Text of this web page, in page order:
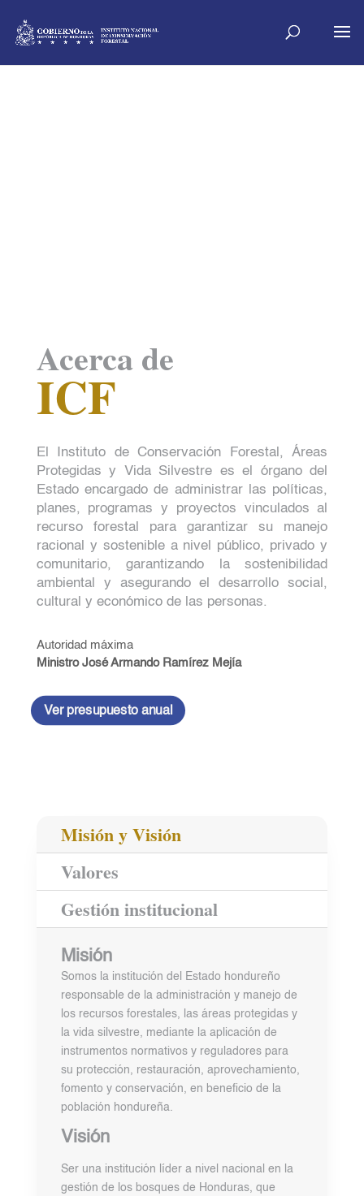
Acerca de
ICF
El Instituto de Conservación Forestal, Áreas
Protegidas y Vida Silvestre es el órgano del
Estado encargado de administrar las políticas,
planes, programas y proyectos vinculados al
recurso forestal para garantizar su manejo
racional y sostenible a nivel público, privado y
comunitario, garantizando la sostenibilidad
ambiental y asegurando el desarrollo social,
cultural y económico de las personas.
Autoridad máxima
Ministro José Armando Ramírez Mejía
Ver presupuesto anual
Misión y Visión
Valores
Gestión institucional
Misión
Somos la institución del Estado hondureño
responsable de la administración y manejo de
los recursos forestales, las áreas protegidas y
la vida silvestre, mediante la aplicación de
instrumentos normativos y reguladores para
su protección, restauración, aprovechamiento,
fomento y conservación, en beneficio de la
población hondureña.
Visión
Ser una institución líder a nivel nacional en la
gestión de los bosques de Honduras, que